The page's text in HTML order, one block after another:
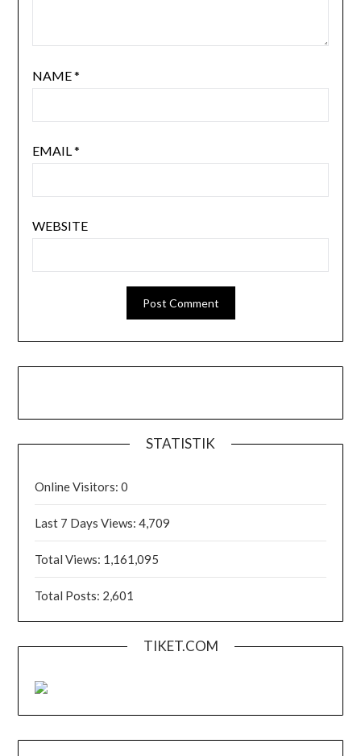
NAME*
EMAIL*
WEBSITE
STATISTIK
Online Visitors:0
Last 7 Days Views:4,709
Total Views: 1,161,095
Total Posts: 2,601
TIKET.COM